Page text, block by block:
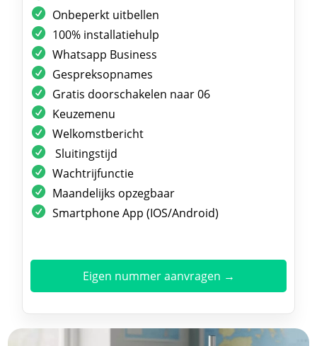
Onbeperkt uitbellen
100% installatiehulp
Whatsapp Business
Gespreksopnames
Gratis doorschakelen naar 06
Keuzemenu
Welkomstbericht
Sluitingstijd
Wachtrijfunctie
Maandelijks opzegbaar
Smartphone App (IOS/Android)
Eigen nummer aanvragen →